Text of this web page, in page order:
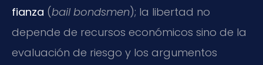
fianza (bail bondsmen); la libertad no
depende de recursos económicos sino de la
evaluación de riesgo y los argumentos